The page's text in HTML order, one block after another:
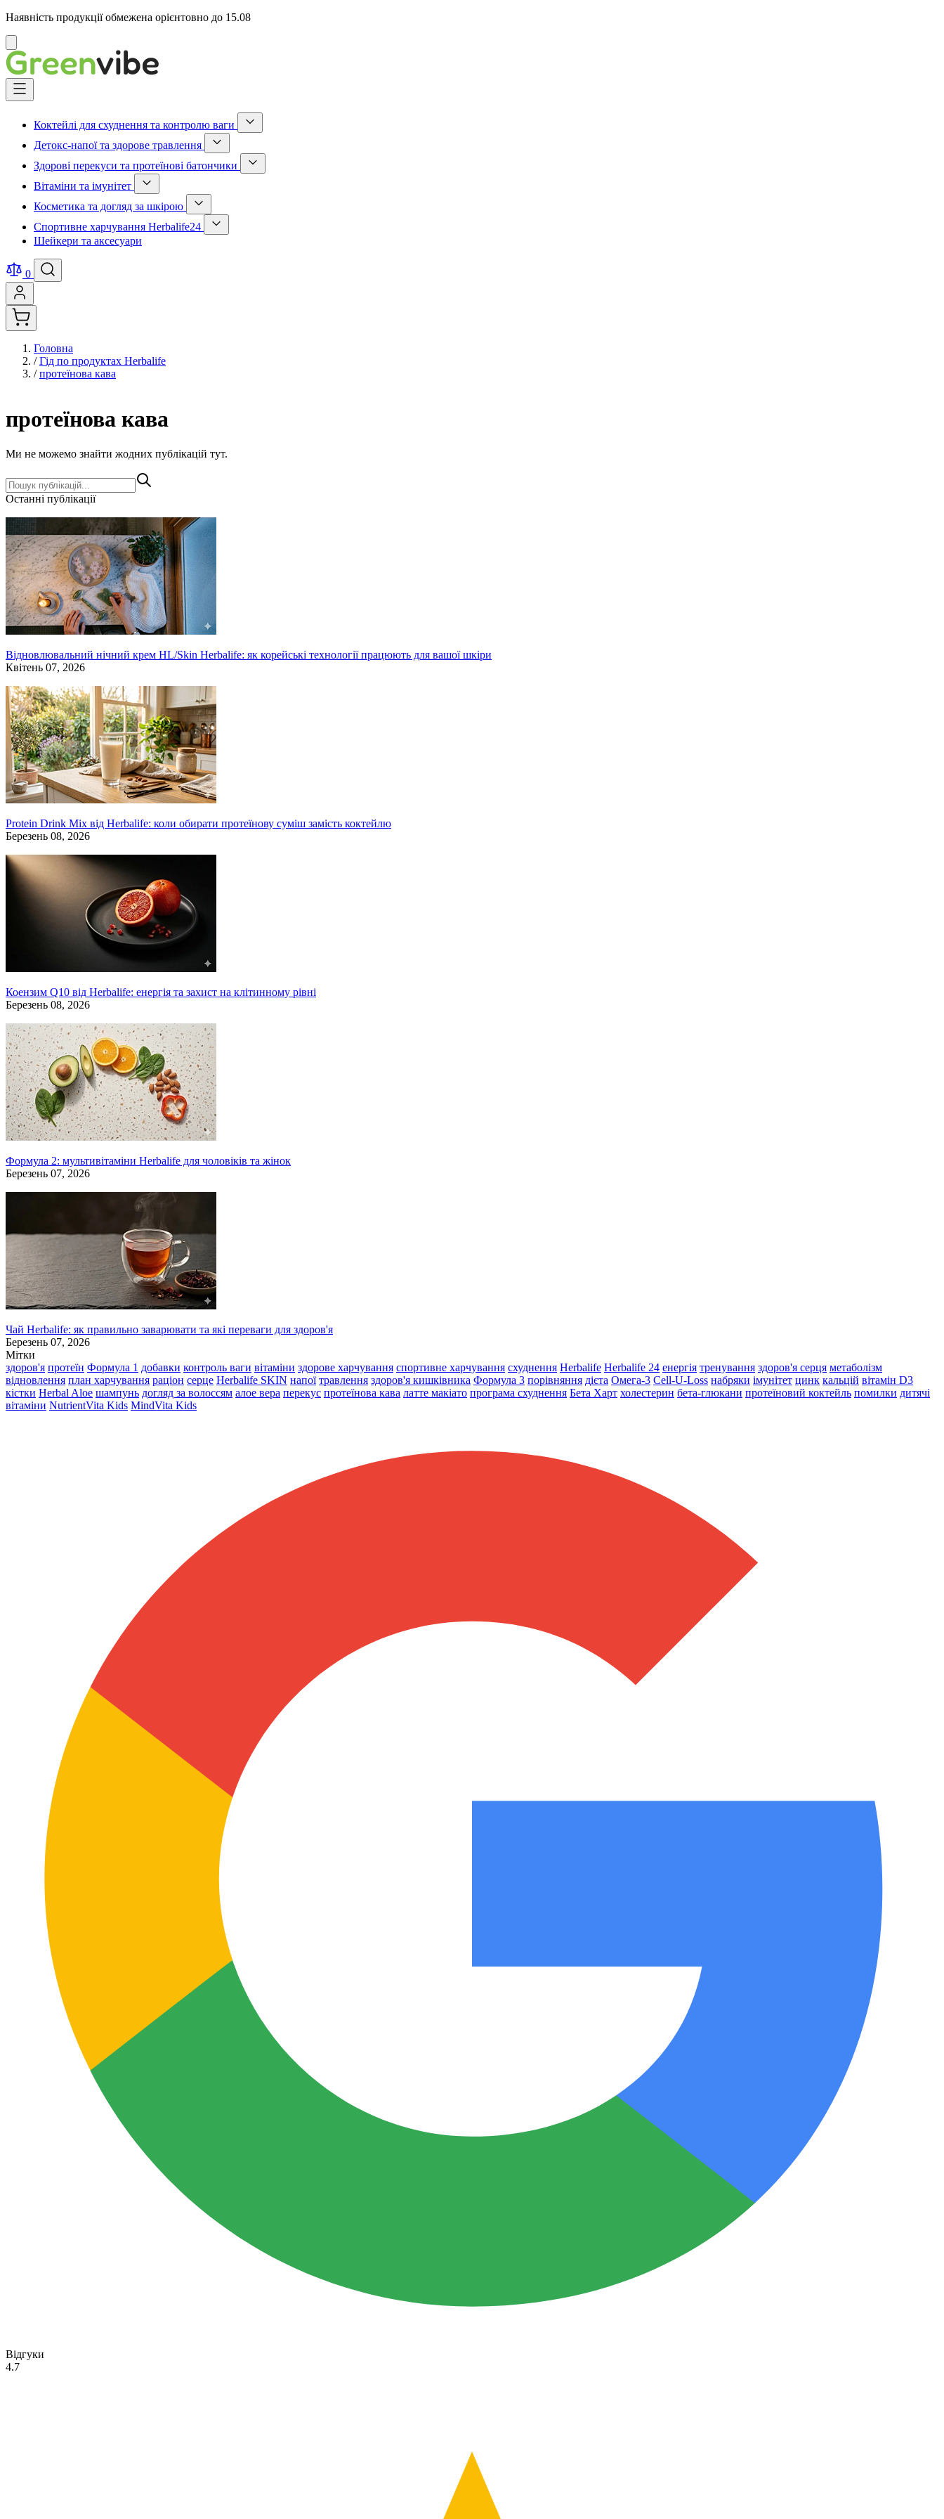
Наявність продукції обмежена орієнтовно до 15.08
Skip
to
Content
Коктейлі для схуднення та контролю ваги
Show
for
Коктейлі
Детокс-напої та здорове травлення
Show
submenu
здорове
Здорові перекуси та протеїнові батончики
Show
Вітаміни та імунітет
Show
submenu
Вітаміни
Косметика та догляд за шкірою
Show
submenu
for
Спортивне харчування Herbalife24
Show
Шейкери та аксесуари
0
Головна
/ Гід по продуктах Herbalife
/ протеїнова кава
протеїнова кава
Ми не можемо знайти жодних публікацій тут.
Останні публікації
Відновлювальний нічний крем HL/Skin Herbalife: як корейські технології працюють для вашої шкіри
Квітень 07, 2026
Protein Drink Mix від Herbalife: коли обирати протеїнову суміш замість коктейлю
Березень 08, 2026
Коензим Q10 від Herbalife: енергія та захист на клітинному рівні
Березень 08, 2026
Формула 2: мультивітаміни Herbalife для чоловіків та жінок
Березень 07, 2026
Чай Herbalife: як правильно заварювати та які переваги для здоров'я
Березень 07, 2026
Мітки
здоров'я протеїн Формула 1 добавки контроль ваги вітаміни здорове харчування спортивне харчування схуднення Herbalife Herbalife 24 енергія тренування здоров'я серця метаболізм
відновлення план харчування раціон серце Herbalife SKIN напої травлення здоров'я кишківника Формула 3 порівняння дієта Омега-3 Cell-U-Loss набряки імунітет цинк кальцій вітамін D3
кістки Herbal Aloe шампунь догляд за волоссям алое вера перекус протеїнова кава латте макіато програма схуднення Бета Харт холестерин бета-глюкани протеїновий коктейль помилки дитячі
вітаміни NutrientVita Kids MindVita Kids
Відгуки
4.7